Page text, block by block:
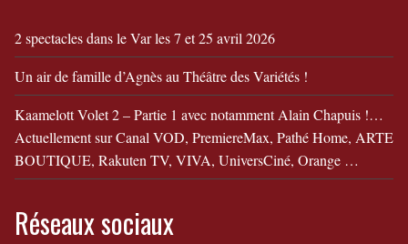
2 spectacles dans le Var les 7 et 25 avril 2026
Un air de famille d’Agnès au Théâtre des Variétés !
Kaamelott Volet 2 – Partie 1 avec notamment Alain Chapuis !…
Actuellement sur Canal VOD, PremiereMax, Pathé Home, ARTE
BOUTIQUE, Rakuten TV, VIVA, UniversCiné, Orange …
Réseaux sociaux